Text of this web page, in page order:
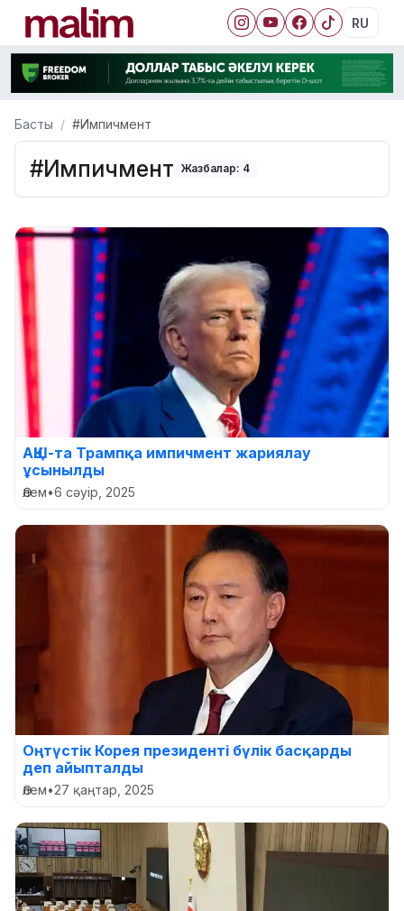
RU
Басты #Импичмент
#Импичмент Жазбалар: 4
АҚШ-та Трампқа импичмент жариялау
ұсынылды
Әлем•6 сәуір, 2025
Оңтүстік Корея президенті бүлік басқарды
деп айыпталды
Әлем•27 қаңтар, 2025